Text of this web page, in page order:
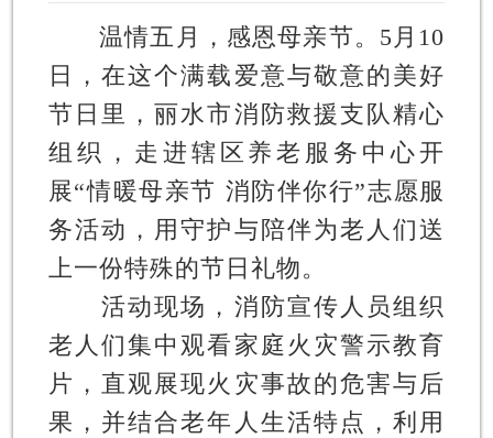
温情五月，感恩母亲节。5月10
日，在这个满载爱意与敬意的美好
节日里，丽水市消防救援支队精心
组织，走进辖区养老服务中心开
展“情暖母亲节 消防伴你行”志愿服
务活动，用守护与陪伴为老人们送
上一份特殊的节日礼物。
活动现场，消防宣传人员组织
老人们集中观看家庭火灾警示教育
片，直观展现火灾事故的危害与后
果，并结合老年人生活特点，利用